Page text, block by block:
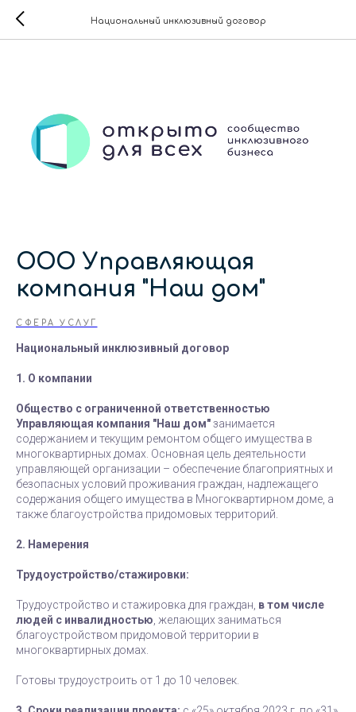
Национальный инклюзивный договор
ООО Управляющая
компания "Наш дом"
СФЕРА УСЛУГ
Национальный инклюзивный договор
1. О компании
Общество с ограниченной ответственностью
Управляющая компания "Наш дом"занимается
содержанием и текущим ремонтом общего имущества в
многоквартирных домах. Основная цель деятельности
управляющей организации – обеспечение благоприятных и
безопасных условий проживания граждан, надлежащего
содержания общего имущества в Многоквартирном доме, а
также благоустройства придомовых территорий.
2. Намерения
Трудоустройство/стажировки:
Трудоустройство и стажировка для граждан, в том числе
людей с инвалидностью, желающих заниматься
благоустройством придомовой территории в
многоквартирных домах.
Готовы трудоустроить от 1 до 10 человек.